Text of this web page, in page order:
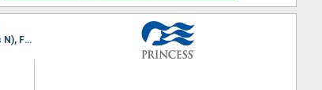
Itinerário : Fort Lauderdale, Aruba, Klein Curacao, Santa Lucia, Barbados, Dominica, San Martin (Antilhas N), Fort Lauderdale